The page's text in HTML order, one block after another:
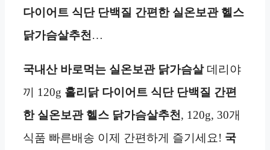
다이어트 식단 단백질 간편한 실온보관 헬스
닭가슴살추천…
국내산 바로먹는 실온보관 닭가슴살데리야
끼 120g 홀리닭 다이어트 식단 단백질 간편
한 실온보관 헬스 닭가슴살추천, 120g, 30개
식품 빠른배송 이제 간편하게 즐기세요! 국